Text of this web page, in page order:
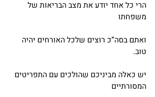
הרי כל אחד יודע את מצב הבריאות של
משפחתו
ואתם בסה”כ רוצים שלכל האורחים יהיה
טוב.
יש כאלה מביניכם שהולכים עם התפריטים
המסורתיים